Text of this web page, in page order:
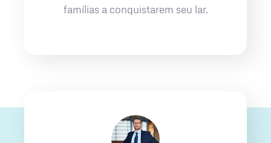
famílias a conquistarem seu lar.